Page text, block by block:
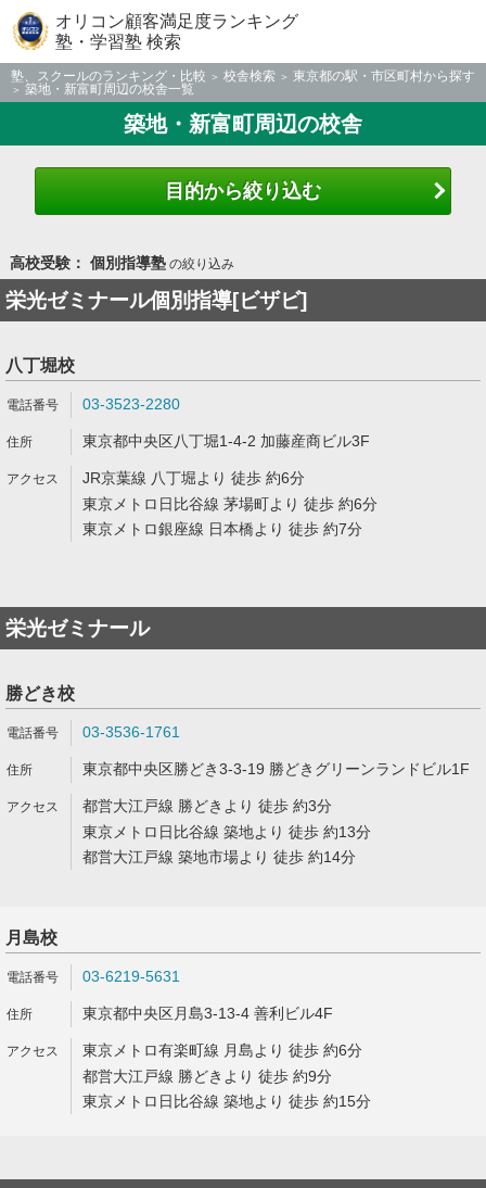
オリコン顧客満足度ランキング
塾・学習塾 検索
塾、スクールのランキング・比較 校舎検索
東京都の駅・市区町村から探す
築地・新富町周辺の校舎一覧
築地・新富町周辺の校舎
目的から絞り込む
高校受験： 個別指導塾の絞り込み
栄光ゼミナール個別指導[ビザビ]
八丁堀校
03-3523-2280
東京都中央区八丁堀1-4-2 加藤産商ビル3F
JR京葉線 八丁堀より 徒歩 約6分
東京メトロ日比谷線 茅場町より 徒歩 約6分
東京メトロ銀座線 日本橋より 徒歩 約7分
栄光ゼミナール
勝どき校
03-3536-1761
東京都中央区勝どき3-3-19 勝どきグリーンランドビル1F
都営大江戸線 勝どきより 徒歩 約3分
東京メトロ日比谷線 築地より 徒歩 約13分
都営大江戸線 築地市場より 徒歩 約14分
月島校
03-6219-5631
東京都中央区月島3-13-4 善利ビル4F
東京メトロ有楽町線 月島より 徒歩 約6分
都営大江戸線 勝どきより 徒歩 約9分
東京メトロ日比谷線 築地より 徒歩 約15分